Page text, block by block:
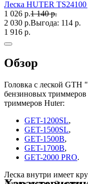
Леска HUTER
1 026 р.1 140 р.
2 030 р.Выгода: 114 р.
1 916 р.
Обзор
Головка с леской GTH
бензиновых
триммеров Huter:
GET-1200SL,
GET-1500SL,
GET-1500B,
GET-1700B,
GET-2000 PRO.
Леска внутри имеет